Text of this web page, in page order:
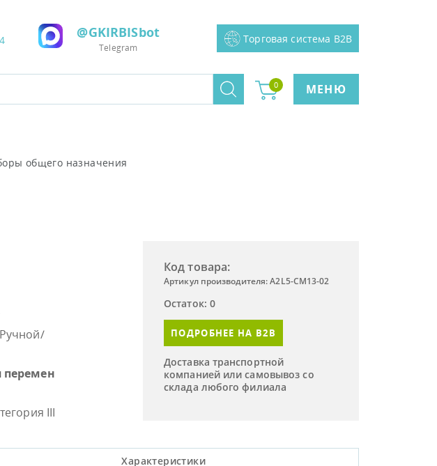
@GKIRBISbot
Telegram
Торговая система B2B
0 МЕНЮ
общего назначения
Ручной/
III
Код товара:
Артикул производителя: A2L5-CM13-02
Остаток: 0
ПОДРОБНЕЕ НА B2B
Доставка транспортной
компанией или самовывоз со
склада любого филиала
Характеристики